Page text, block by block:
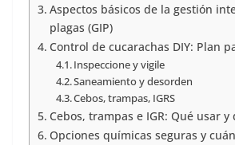
Aspectos básicos de la gestión
plagas (GIP)
Control de cucarachas DIY: Plan
Inspeccione y vigile
Saneamiento y desorden
Cebos, trampas, IGRS
Cebos, trampas e IGR: Qué usar y
Opciones químicas seguras y